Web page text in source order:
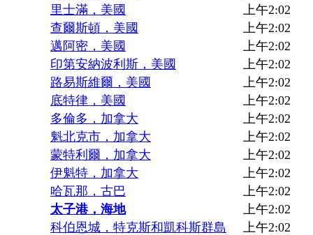
里士滿，美國
上午2:02
查爾斯頓，美國
上午2:02
邁阿密，美國
上午2:02
印第安納波利斯，美國
上午2:02
路易斯維爾，美國
上午2:02
底特律，美國
上午2:02
多倫多，加拿大
上午2:02
魁北克市，加拿大
上午2:02
蒙特利爾，加拿大
上午2:02
伊魁特，加拿大
上午2:02
哈瓦那，古巴
上午2:02
太子港，海地
上午2:02
科伯恩城，特克斯和凱科斯群島
上午2:02